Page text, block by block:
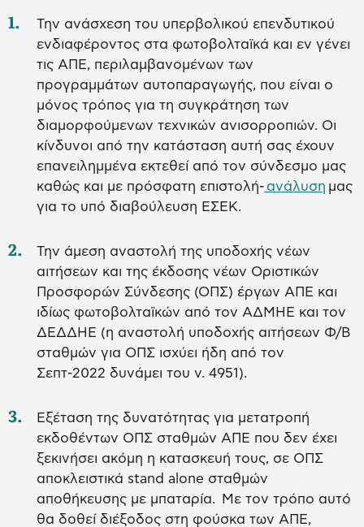
Την ανάσχεση του υπερβολικού επενδυτικού
ενδιαφέροντος στα φωτοβολταϊκά και εν γένει
τις ΑΠΕ, περιλαμβανομένων των
προγραμμάτων αυτοπαραγωγής, που είναι ο
μόνος τρόπος για τη συγκράτηση των
διαμορφούμενων τεχνικών ανισορροπιών. Οι
κίνδυνοι από την κατάσταση αυτή σας έχουν
επανειλημμένα εκτεθεί από τον σύνδεσμο μας
καθώς και με πρόσφατη επιστολή- ανάλυση μας
για το υπό διαβούλευση ΕΣΕΚ.
Την άμεση αναστολή της υποδοχής νέων
αιτήσεων και της έκδοσης νέων Οριστικών
Προσφορών Σύνδεσης (ΟΠΣ) έργων ΑΠΕ και
ιδίως φωτοβολταϊκών από τον ΑΔΜΗΕ και τον
ΔΕΔΔΗΕ (η αναστολή υποδοχής αιτήσεων Φ/Β
σταθμών για ΟΠΣ ισχύει ήδη από τον
Σεπτ-2022 δυνάμει του ν. 4951).
Εξέταση της δυνατότητας για μετατροπή
εκδοθέντων ΟΠΣ σταθμών ΑΠΕ που δεν έχει
ξεκινήσει ακόμη η κατασκευή τους, σε ΟΠΣ
αποκλειστικά stand alone σταθμών
αποθήκευσης με μπαταρία. Με τον τρόπο αυτό
θα δοθεί διέξοδος στη φούσκα των ΑΠΕ,